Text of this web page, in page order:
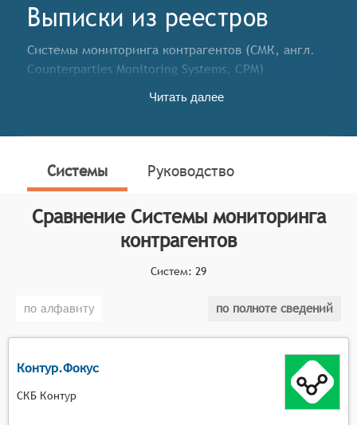
Выписки из реестров
Системы мониторинга контрагентов (СМК, англ.
Counterparties Monitoring Systems, CPM)
мониторинга (проверки) данных об изменениях в
производственной и иных видов безопасности.
Классификатор программных продуктов Соваре
определяет конкретные функциональные критерии
для систем. Для того чтобы соответствовать
категории систем мониторинга контрагентов, они
должны иметь следующие функциональные
Сбор и обновление данных: системы должны
обеспечивать непрерывный сбор и обновление
информации о контрагентах из различных
источников, включая официальные реестры,
социальные сети, отзывы клиентов и другие
Читать далее
Системы Руководство
Сравнение Системы мониторинга
контрагентов
Систем: 29
по алфавиту по полноте сведений
Контур.Фокус
СКБ Контур